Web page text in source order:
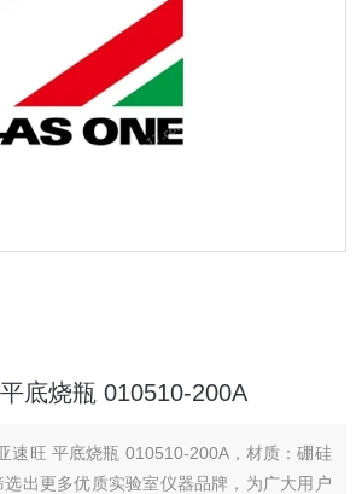
底烧瓶 010510-200A
速旺 平底烧瓶 010510-200A，材质：硼硅
出更多优质实验室仪器品牌，为广大用户